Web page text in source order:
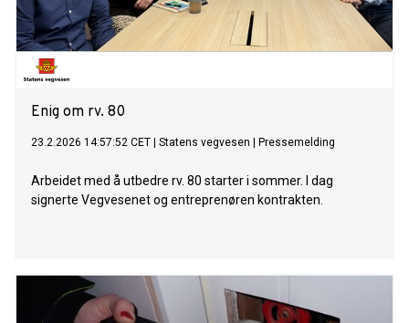
Enig om rv. 80
23.2.2026 14:57:52 CET Statens vegvesen Pressemelding
Arbeidet med å utbedre rv. 80 starter i sommer. I dag
signerte Vegvesenet og entreprenøren kontrakten.